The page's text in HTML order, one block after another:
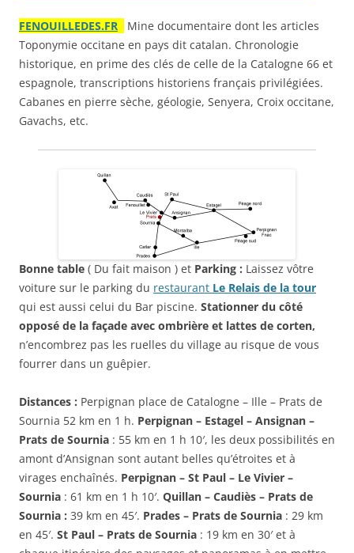
FENOUILLEDES.FR
Mine documentaire dont les articles
Toponymie occitane en pays dit catalan. Chronologie
historique, en prime des clés de celle de la Catalogne 66 et
espagnole, transcriptions historiens français privilégiées.
Cabanes en pierre sèche, géologie, Senyera, Croix occitane,
Gavachs, etc.
Bonne table ( Du fait maison ) et Parking : Laissez vôtre
voiture sur le parking du restaurant Le Relais de la tour
qui est aussi celui du Bar piscine. Stationner du côté
opposé de la façade avec ombrière et lattes de corten,
n’encombrez pas les ruelles du village au risque de vous
fourrer dans un guêpier.
Distances : Perpignan place de Catalogne – Ille – Prats de
Sournia 52 km en 1 h. Perpignan – Estagel – Ansignan –
Prats de Sournia : 55 km en 1 h 10′, les deux possibilités en
amont d’Ansignan sont autant belles qu’étroites et à
virages enchaînés. Perpignan – St Paul – Le Vivier –
Sournia : 61 km en 1 h 10′. Quillan – Caudiès – Prats de
Sournia : 39 km en 45′. Prades – Prats de Sournia : 29 km
en 45′. St Paul – Prats de Sournia : 19 km en 30′ et à